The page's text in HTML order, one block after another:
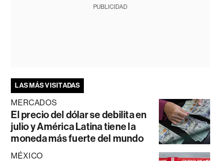
PUBLICIDAD
LAS MÁS VISITADAS
MERCADOS
El precio del dólar se debilita en
julio y América Latina tiene la
moneda más fuerte del mundo
MÉXICO